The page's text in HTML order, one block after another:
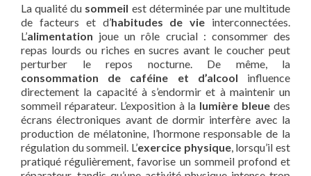
La qualité du sommeil est déterminée par une multitude
de facteurs et d’habitudes de vie interconnectées.
L’alimentation joue un rôle crucial : consommer des
repas lourds ou riches en sucres avant le coucher peut
perturber le repos nocturne. De même, la
consommation de caféine et d’alcool influence
directement la capacité à s’endormir et à maintenir un
sommeil réparateur. L’exposition à la lumière bleue des
écrans électroniques avant de dormir interfère avec la
production de mélatonine, l’hormone responsable de la
régulation du sommeil. L’exercice physique, lorsqu’il est
pratiqué régulièrement, favorise un sommeil profond et